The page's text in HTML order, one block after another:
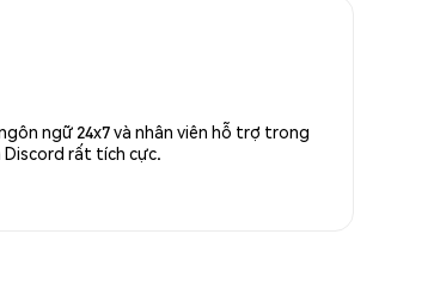
ngữ 24x7 và nhân viên hỗ trợ trong
rất tích cực.